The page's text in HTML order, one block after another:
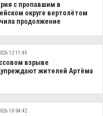
с пропавшим в
округе вертолётом
продолжение
12:11:45
взрыве
жителей Артёма
10:04:42